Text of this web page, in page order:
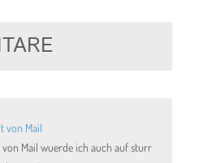
von Mail
Mail wuerde ich auch auf sturr